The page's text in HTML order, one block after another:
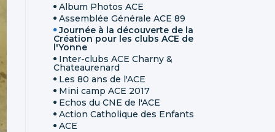
Album Photos ACE
Assemblée Générale ACE 89
Journée à la découverte de la
Création pour les clubs ACE de
l'Yonne
Inter-clubs ACE Charny &
Chateaurenard
Les 80 ans de l'ACE
Mini camp ACE 2017
Echos du CNE de l'ACE
Action Catholique des Enfants
ACE